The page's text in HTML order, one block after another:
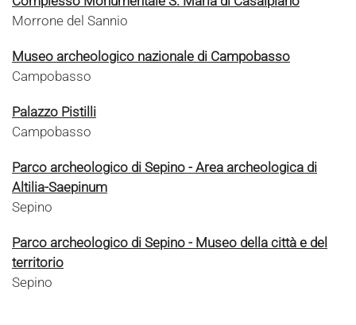
Morrone del Sannio
Museo archeologico nazionale di Campobasso
Campobasso
Palazzo Pistilli
Campobasso
Parco archeologico di Sepino - Area archeologica di
Altilia-Saepinum
Sepino
Parco archeologico di Sepino - Museo della città e del
territorio
Sepino